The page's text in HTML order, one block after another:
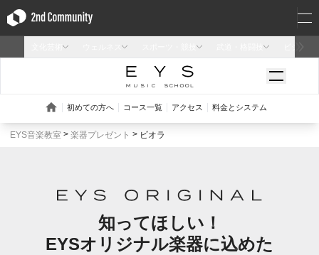
EYS音楽教室 楽器プレゼント ビオラ
知ってほしい！
EYSオリジナル楽器に込めた